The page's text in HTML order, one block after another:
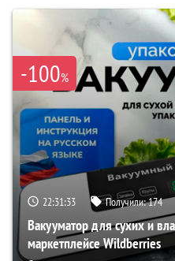
-100%
22:31:32 Получили:174
Вакууматор для сухих и
маркетплейсе Wildberries